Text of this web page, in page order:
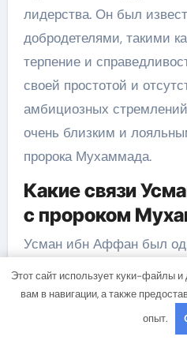
лидерства. Он был
добродетелями, такими
терпение и
своей простотой и
амбициозных
очень близким и
пророка Мухаммада.
Какие связи
с пророком
Усман ибн Аффан был
приверженцев ислама и
пророка Мухаммада. Он
его проповеднической
поддерживал пророка в
Этот сайт использует куки-файлы и
вам в навигации, а также
опыт.